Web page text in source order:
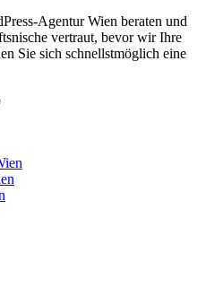
Agentur Wien beraten und
vertraut, bevor wir Ihre
Sie sich schnellstmöglich eine